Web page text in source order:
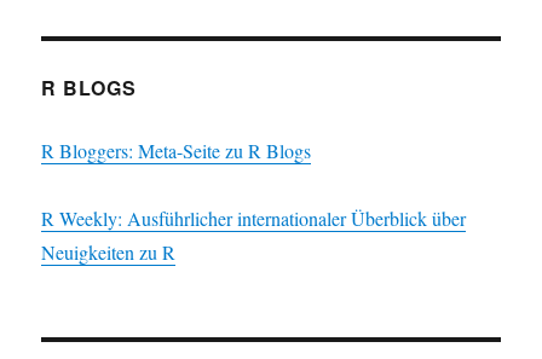
R BLOGS
R Bloggers: Meta-Seite zu R Blogs
R Weekly: Ausführlicher internationaler Überblick über
Neuigkeiten zu R